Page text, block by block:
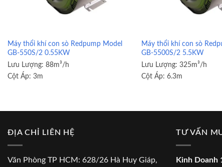
Máy thổi khí con sò Redpump Model
GB-550S/2 0.55KW
Lưu Lượng: 88m³/h
Cột Áp: 3m
Máy thổi khí con sò
GB-5500S/2 5.5KW
Lưu Lượng: 325m³/h
Cột Áp: 6.3m
ĐỊA CHỈ LIÊN HỆ
Văn Phòng TP HCM: 628/26 Hà Huy Giáp,
TƯ VẤN
Kinh Doanh